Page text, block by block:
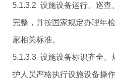
5.1.3.2 设施设备运行、巡查
完整，并按国家规定办理年
家相关标准。
5.1.3.3 设施设备标识齐全、
护人员严格执行设施设备操